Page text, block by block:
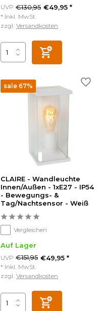
UVP €130,95 €49,95 *
* Inkl. MwSt.
zzgl. Versandkosten
sale 67%
CLAIRE - Wandleuchte
Innen/Außen - 1xE27 - IP54
- Bewegungs- &
Tag/Nachtsensor - Weiß
Vergleichen
Auf Lager
UVP €151,95 €49,95 *
* Inkl. MwSt.
zzgl. Versandkosten